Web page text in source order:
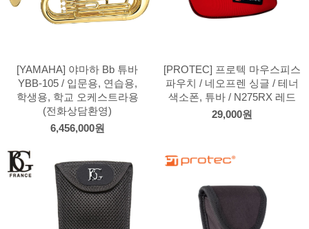
[YAMAHA] 야마하 Bb 튜바
YBB-105 / 입문용, 연습용,
학생용, 학교 오케스트라용
(전화상담환영)
6,456,000원
[PROTEC] 프로텍 마우스피스
파우치 / 네오프렌 싱글 / 테너
색소폰, 튜바 / N275RX 레드
29,000원